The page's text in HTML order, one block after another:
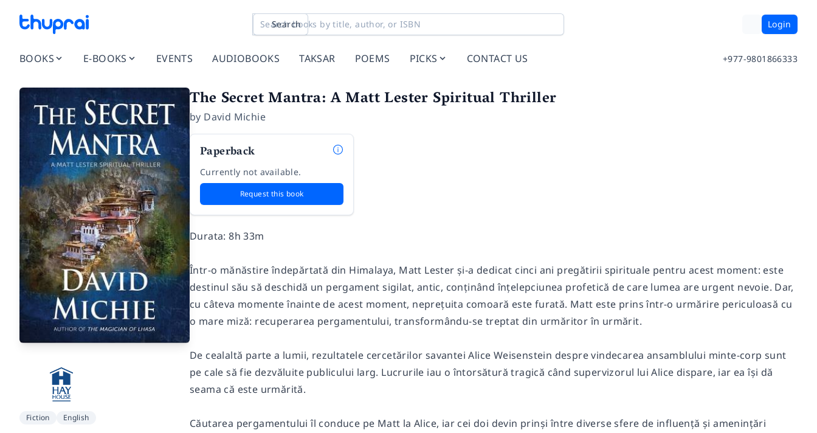
Search Login
BOOKS E-BOOKS EVENTS AUDIOBOOKS TAKSAR POEMS PICKS CONTACT US +977-9801866333
Fiction English
The Secret Mantra: A Matt Lester Spiritual Thriller
by David Michie
Paperback
Currently not available.
Request this book
Durata: 8h 33m
Într-o mănăstire îndepărtată din Himalaya, Matt Lester și-a dedicat cinci ani pregătirii spirituale pentru acest moment: este
destinul său să deschidă un pergament sigilat, antic, conținând înțelepciunea profetică de care lumea are urgent nevoie. Dar,
cu câteva momente înainte de acest moment, neprețuita comoară este furată. Matt este prins într-o urmărire periculoasă cu
o mare miză: recuperarea pergamentului, transformându-se treptat din urmăritor în urmărit.
De cealaltă parte a lumii, rezultatele cercetărilor savantei Alice Weisenstein despre vindecarea ansamblului minte-corp sunt
pe cale să fie dezvăluite publicului larg. Lucrurile iau o întorsătură tragică când supervizorul lui Alice dispare, iar ea își dă
seama că este urmărită.
Căutarea pergamentului îl conduce pe Matt la Alice, iar cei doi devin prinși între diverse sfere de influență și amenințări